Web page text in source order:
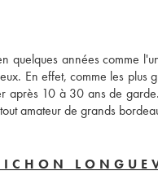
quelques années comme
En effet, comme les
après 10 à 30 ans de
amateur de grands